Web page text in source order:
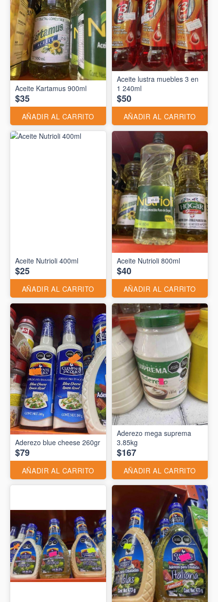
Aceite Kartamus 900ml
$35
AÑADIR AL CARRITO
Aceite lustra muebles 3 en
1 240ml
$50
AÑADIR AL CARRITO
Aceite Nutrioli 400ml
$25
AÑADIR AL CARRITO
Aceite Nutrioli 800ml
$40
AÑADIR AL CARRITO
Aderezo blue cheese 260gr
$79
AÑADIR AL CARRITO
Aderezo mega suprema
3.85kg
$167
AÑADIR AL CARRITO